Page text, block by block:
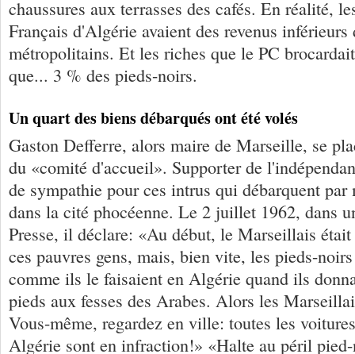
chaussures aux terrasses des cafés. En réalité,
Français d'Algérie avaient des revenus
métropolitains. Et les riches que le PC
que... 3 % des pieds-noirs.
Un quart des biens débarqués ont été volés
Gaston Defferre, alors maire de Marseille, se
du «comité d'accueil». Supporter de
de sympathie pour ces intrus qui débarquent
dans la cité phocéenne. Le 2 juillet 1962, dans
Presse, il déclare: «Au début, le Marseillais
ces pauvres gens, mais, bien vite, les pieds-
comme ils le faisaient en Algérie quand ils
pieds aux fesses des Arabes. Alors les
Vous-même, regardez en ville: toutes les
Algérie sont en infraction!» «Halte au péril